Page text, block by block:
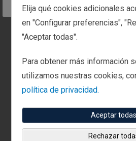
I would like to opt out of
communications from the
Institutional Group (FIIG) at
First Name *
Elija qué cookies adicionales
en "Configurar preferencias",
"Aceptar todas".
Para obtener más información
utilizamos nuestras cookies,
política de privacidad.
Aceptar todas
Rechazar